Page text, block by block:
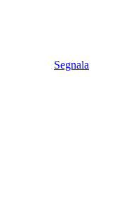
Segnala